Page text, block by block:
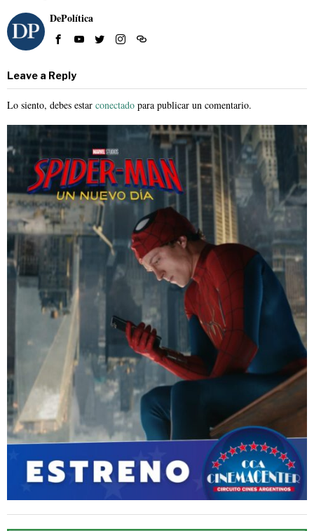
DePolítica
Leave a Reply
Lo siento, debes estar conectado para publicar un comentario.